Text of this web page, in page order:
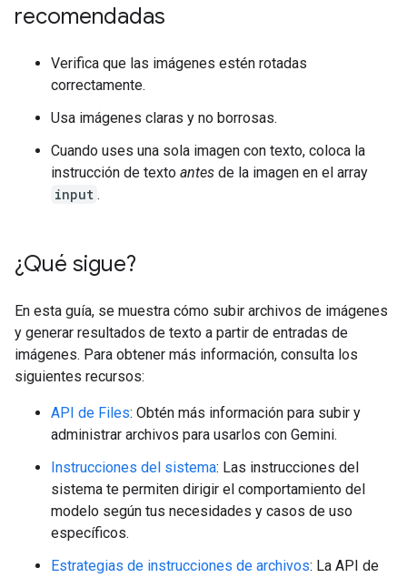
recomendadas
Verifica que las imágenes estén rotadas
correctamente.
Usa imágenes claras y no borrosas.
Cuando uses una sola imagen con texto, coloca la
instrucción de texto antes de la imagen en el array
input .
¿Qué sigue?
En esta guía, se muestra cómo subir archivos de imágenes
y generar resultados de texto a partir de entradas de
imágenes. Para obtener más información, consulta los
siguientes recursos:
API de Files: Obtén más información para subir y
administrar archivos para usarlos con Gemini.
Instrucciones del sistema: Las instrucciones del
sistema te permiten dirigir el comportamiento del
modelo según tus necesidades y casos de uso
específicos.
Estrategias de instrucciones de archivos: La API de